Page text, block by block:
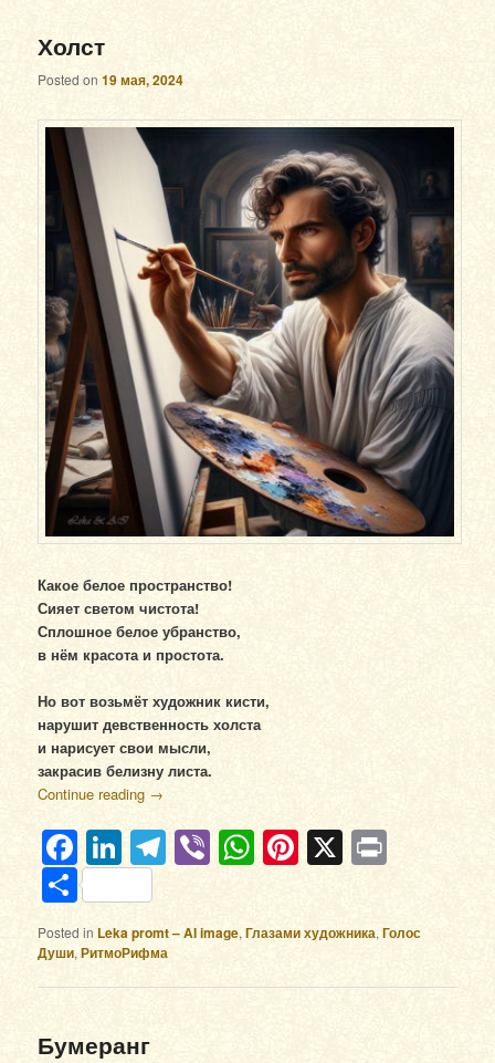
Холст
Posted on19 мая, 2024
Какое белое пространство!
Сияет светом чистота!
Сплошное белое убранство,
в нём красота и простота.
Но вот возьмёт художник кисти,
нарушит девственность холста
и нарисует свои мысли,
закрасив белизну листа.
Continue reading →
Facebook
LinkedIn
Telegram
ViberWhatsApp
Pinterest
X
Отправить
Posted in Leka promt – AI image,Глазами художника,Голос
Души,РитмоРифма
Бумеранг